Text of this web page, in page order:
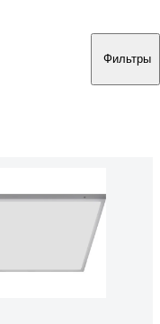
Фильтры